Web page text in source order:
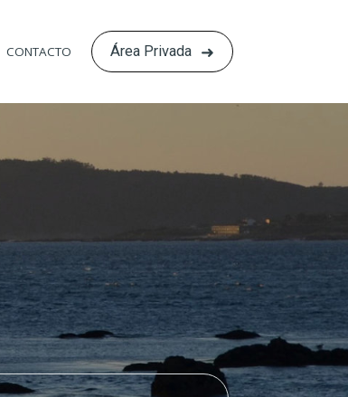
CONTACTO Área Privada